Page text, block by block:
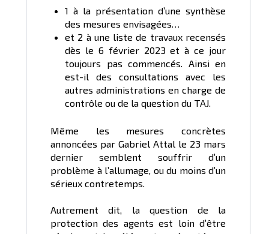
1 à la présentation d’une synthèse
des mesures envisagées…
et 2 à une liste de travaux recensés
dès le 6 février 2023 et à ce jour
toujours pas commencés. Ainsi en
est-il des consultations avec les
autres administrations en charge de
contrôle ou de la question du TAJ.
Même les mesures concrètes
annoncées par Gabriel Attal le 23 mars
dernier semblent souffrir d’un
problème à l’allumage, ou du moins d’un
sérieux contretemps.
Autrement dit, la question de la
protection des agents est loin d’être